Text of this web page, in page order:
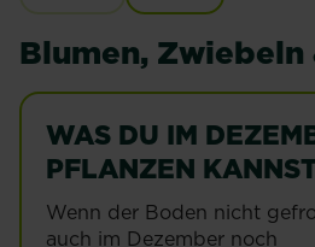
Blumen, Zwiebeln
WAS DU IM
PFLANZEN
Wenn der Boden nicht
auch im Dezember noch